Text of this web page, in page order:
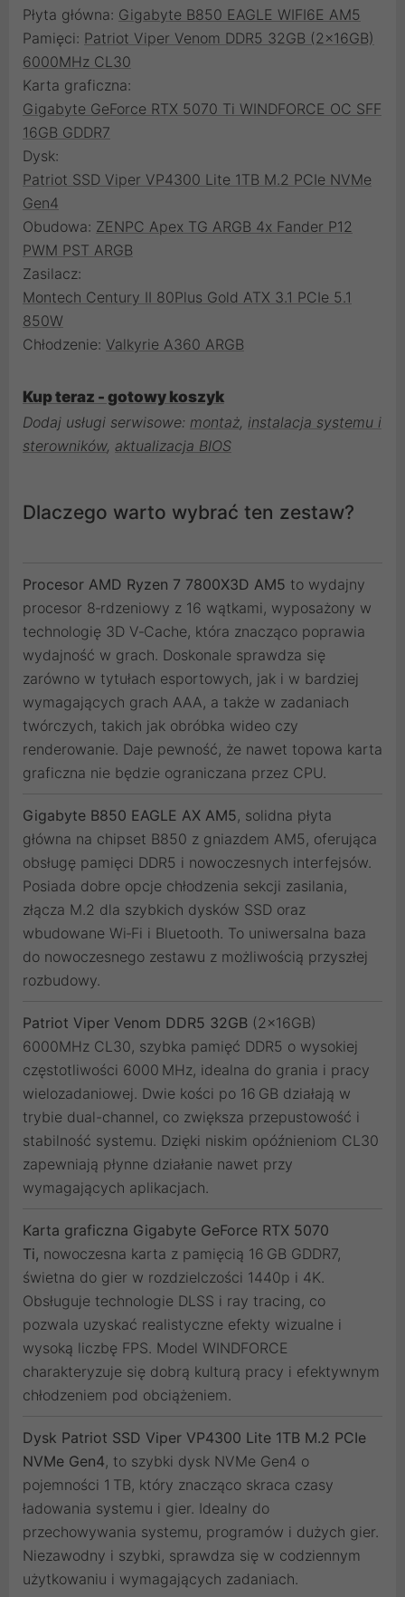
Płyta główna: Gigabyte B850 EAGLE WIFI6E AM5
Pamięci: Patriot Viper Venom DDR5 32GB (2x16GB)
6000MHz CL30
Karta graficzna:
Gigabyte GeForce RTX 5070 Ti WINDFORCE OC SFF
16GB GDDR7
Dysk:
Patriot SSD Viper VP4300 Lite 1TB M.2 PCIe NVMe
Gen4
Obudowa: ZENPC Apex TG ARGB 4x Fander P12
PWM PST ARGB
Zasilacz:
Montech Century II 80Plus Gold ATX 3.1 PCIe 5.1
850W
Chłodzenie: Valkyrie A360 ARGB
Kup teraz - gotowy koszyk
Dodaj usługi serwisowe: montaż, instalacja systemu i
sterowników, aktualizacja BIOS
Dlaczego warto wybrać ten zestaw?
Procesor AMD Ryzen 7 7800X3D AM5 to wydajny
procesor 8‑rdzeniowy z 16 wątkami, wyposażony w
technologię 3D V‑Cache, która znacząco poprawia
wydajność w grach. Doskonale sprawdza się
zarówno w tytułach esportowych, jak i w bardziej
wymagających grach AAA, a także w zadaniach
twórczych, takich jak obróbka wideo czy
renderowanie. Daje pewność, że nawet topowa karta
graficzna nie będzie ograniczana przez CPU.
Gigabyte B850 EAGLE AX AM5, solidna płyta
główna na chipset B850 z gniazdem AM5, oferująca
obsługę pamięci DDR5 i nowoczesnych interfejsów.
Posiada dobre opcje chłodzenia sekcji zasilania,
złącza M.2 dla szybkich dysków SSD oraz
wbudowane Wi‑Fi i Bluetooth. To uniwersalna baza
do nowoczesnego zestawu z możliwością przyszłej
rozbudowy.
Patriot Viper Venom DDR5 32GB (2x16GB)
6000MHz CL30, szybka pamięć DDR5 o wysokiej
częstotliwości 6000 MHz, idealna do grania i pracy
wielozadaniowej. Dwie kości po 16 GB działają w
trybie dual-channel, co zwiększa przepustowość i
stabilność systemu. Dzięki niskim opóźnieniom CL30
zapewniają płynne działanie nawet przy
wymagających aplikacjach.
Karta graficzna Gigabyte GeForce RTX 5070
Ti, nowoczesna karta z pamięcią 16 GB GDDR7,
świetna do gier w rozdzielczości 1440p i 4K.
Obsługuje technologie DLSS i ray tracing, co
pozwala uzyskać realistyczne efekty wizualne i
wysoką liczbę FPS. Model WINDFORCE
charakteryzuje się dobrą kulturą pracy i efektywnym
chłodzeniem pod obciążeniem.
Dysk Patriot SSD Viper VP4300 Lite 1TB M.2 PCIe
NVMe Gen4, to szybki dysk NVMe Gen4 o
pojemności 1 TB, który znacząco skraca czasy
ładowania systemu i gier. Idealny do
przechowywania systemu, programów i dużych gier.
Niezawodny i szybki, sprawdza się w codziennym
użytkowaniu i wymagających zadaniach.